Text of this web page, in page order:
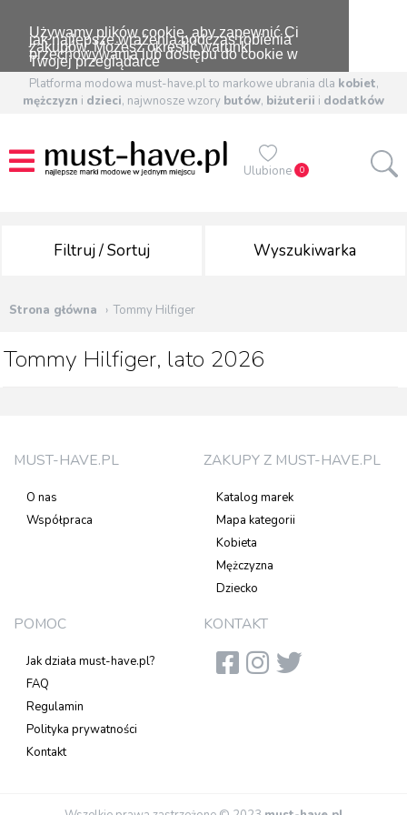
Używamy plików cookie, aby zapewnić Ci
jak najlepsze wrażenia podczas robienia
zakupów. Możesz określić warunki
przechowywania lub dostępu do cookie w
Twojej przeglądarce
Platforma modowa must-have.pl to markowe ubrania dla kobiet,
mężczyzn i dzieci, najwnosze wzory butów, biżuterii i dodatków
Ulubione 0
Filtruj / Sortuj Wyszukiwarka
Strona główna Tommy Hilfiger
Tommy Hilfiger, lato 2026
MUST-HAVE.PL
O nas
Współpraca
ZAKUPY Z MUST-HAVE.PL
Katalog marek
Mapa kategorii
Kobieta
Mężczyzna
Dziecko
POMOC
Jak działa must-have.pl?
FAQ
Regulamin
Polityka prywatności
Kontakt
KONTAKT